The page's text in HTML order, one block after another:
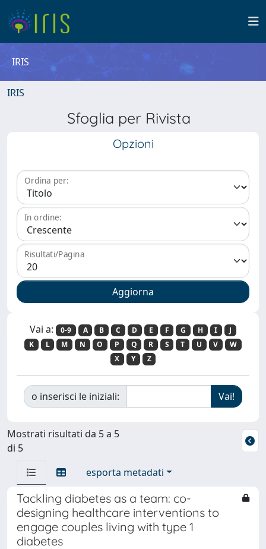
IRIS
IRIS
Sfoglia per Rivista
Opzioni
Ordina per:
In ordine:
Risultati/Pagina
Vai a: 0-9 A B C D E F G H I
J
K
L M N O P Q R S T U V
W
X
Y Z
o inserisci le iniziali:
Mostrati risultati da 5 a 5
di 5
esporta metadati
Tackling diabetes as a team: co-
designing healthcare interventions to
engage couples living with type 1
diabetes